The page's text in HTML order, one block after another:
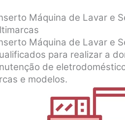
Máquina de Lavar e
Máquina de Lavar e
para realizar a
de
e modelos.